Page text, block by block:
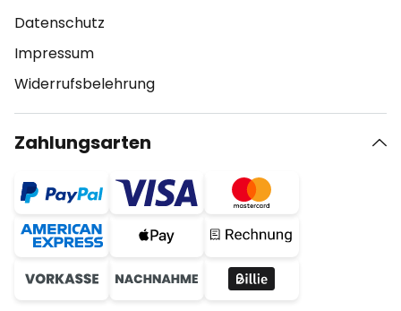
Datenschutz
Impressum
Widerrufsbelehrung
Zahlungsarten